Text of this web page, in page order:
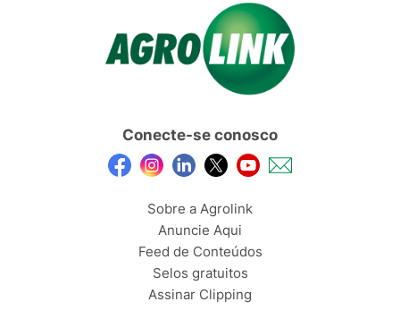
Conecte-se conosco
Sobre a Agrolink
Anuncie Aqui
Feed de Conteúdos
Selos gratuitos
Assinar Clipping